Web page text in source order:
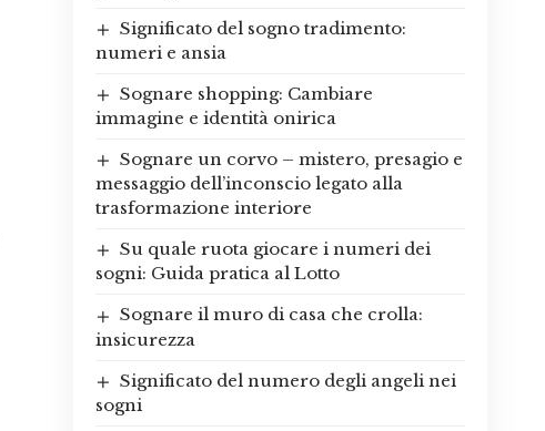
Significato del sogno tradimento:
numeri e ansia
Sognare shopping: Cambiare
immagine e identità onirica
Sognare un corvo – mistero, presagio e
messaggio dell’inconscio legato alla
trasformazione interiore
Su quale ruota giocare i numeri dei
sogni: Guida pratica al Lotto
Sognare il muro di casa che crolla:
insicurezza
Significato del numero degli angeli nei
sogni